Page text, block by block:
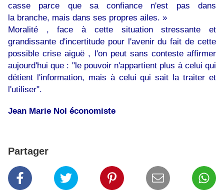
casse parce que sa confiance n'est pas dans
la branche, mais dans ses propres ailes. »
Moralité , face à cette situation stressante et
grandissante d'incertitude pour l'avenir du fait de cette
possible crise aiguë , l'on peut sans conteste affirmer
aujourd'hui que : "le pouvoir n'appartient plus à celui qui
détient l'information, mais à celui qui sait la traiter et
l'utiliser".
Jean Marie Nol économiste
Partager